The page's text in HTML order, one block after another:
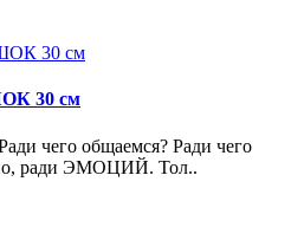
30 см
чего общаемся? Ради чего
ради ЭМОЦИЙ. Тол..